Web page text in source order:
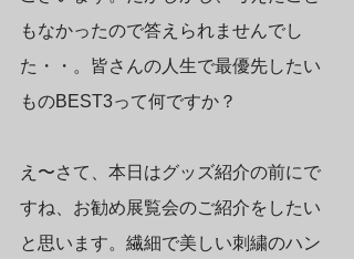
もなかったので答えられませんでし
た・・。皆さんの人生で最優先したい
ものBEST3って何ですか？
え〜さて、本日はグッズ紹介の前にで
すね、お勧め展覧会のご紹介をしたい
と思います。繊細で美しい刺繍のハン